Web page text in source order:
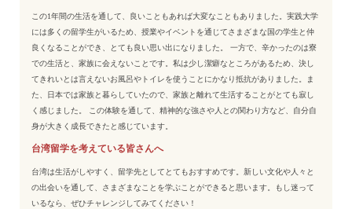
この1年間の生活を通して、良いこともあれば大変なこともありました。実践大学
には多くの留学生がいるため、授業やイベントを通じてさまざまな国の学生と仲
良くなることができ、とても良い思い出になりました。 一方で、辛かったのは寮
での生活と、家族に会えないことです。私は少し潔癖なところがあるため、決し
てきれいとは言えないお風呂やトイレを使うことにかなり抵抗がありました。ま
た、日本では家族と暮らしていたので、家族と離れて生活することがとても寂し
く感じました。 この体験を通して、精神的な強さや人との関わり方など、自分自
身が大きく成長できたと感じています。
台湾留学を考えている皆さんへ
台湾は生活がしやすく、留学先としてとてもおすすめです。新しい文化や人々と
の出会いを通して、さまざまなことを学ぶことができると思います。もし迷って
いるなら、ぜひチャレンジしてみてください！